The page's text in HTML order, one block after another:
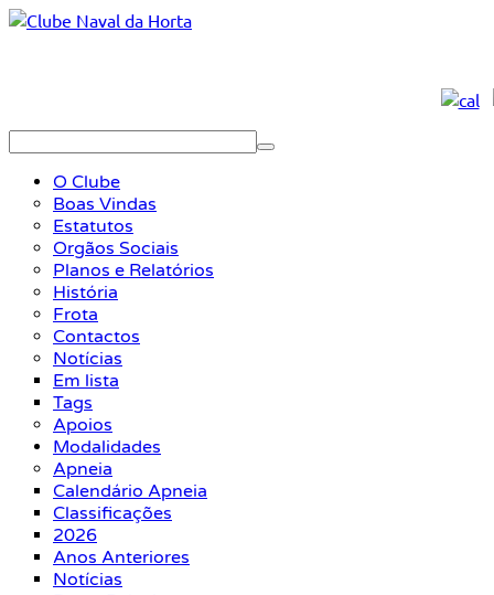
O Clube
Boas Vindas
Estatutos
Orgãos Sociais
Planos e Relatórios
História
Frota
Contactos
Notícias
Em lista
Tags
Apoios
Modalidades
Apneia
Calendário Apneia
Classificações
2026
Anos Anteriores
Notícias